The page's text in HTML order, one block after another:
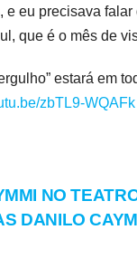
e eu precisava
que é o mês de
estará em
zbTL9-WQAFk
NO
DANILO